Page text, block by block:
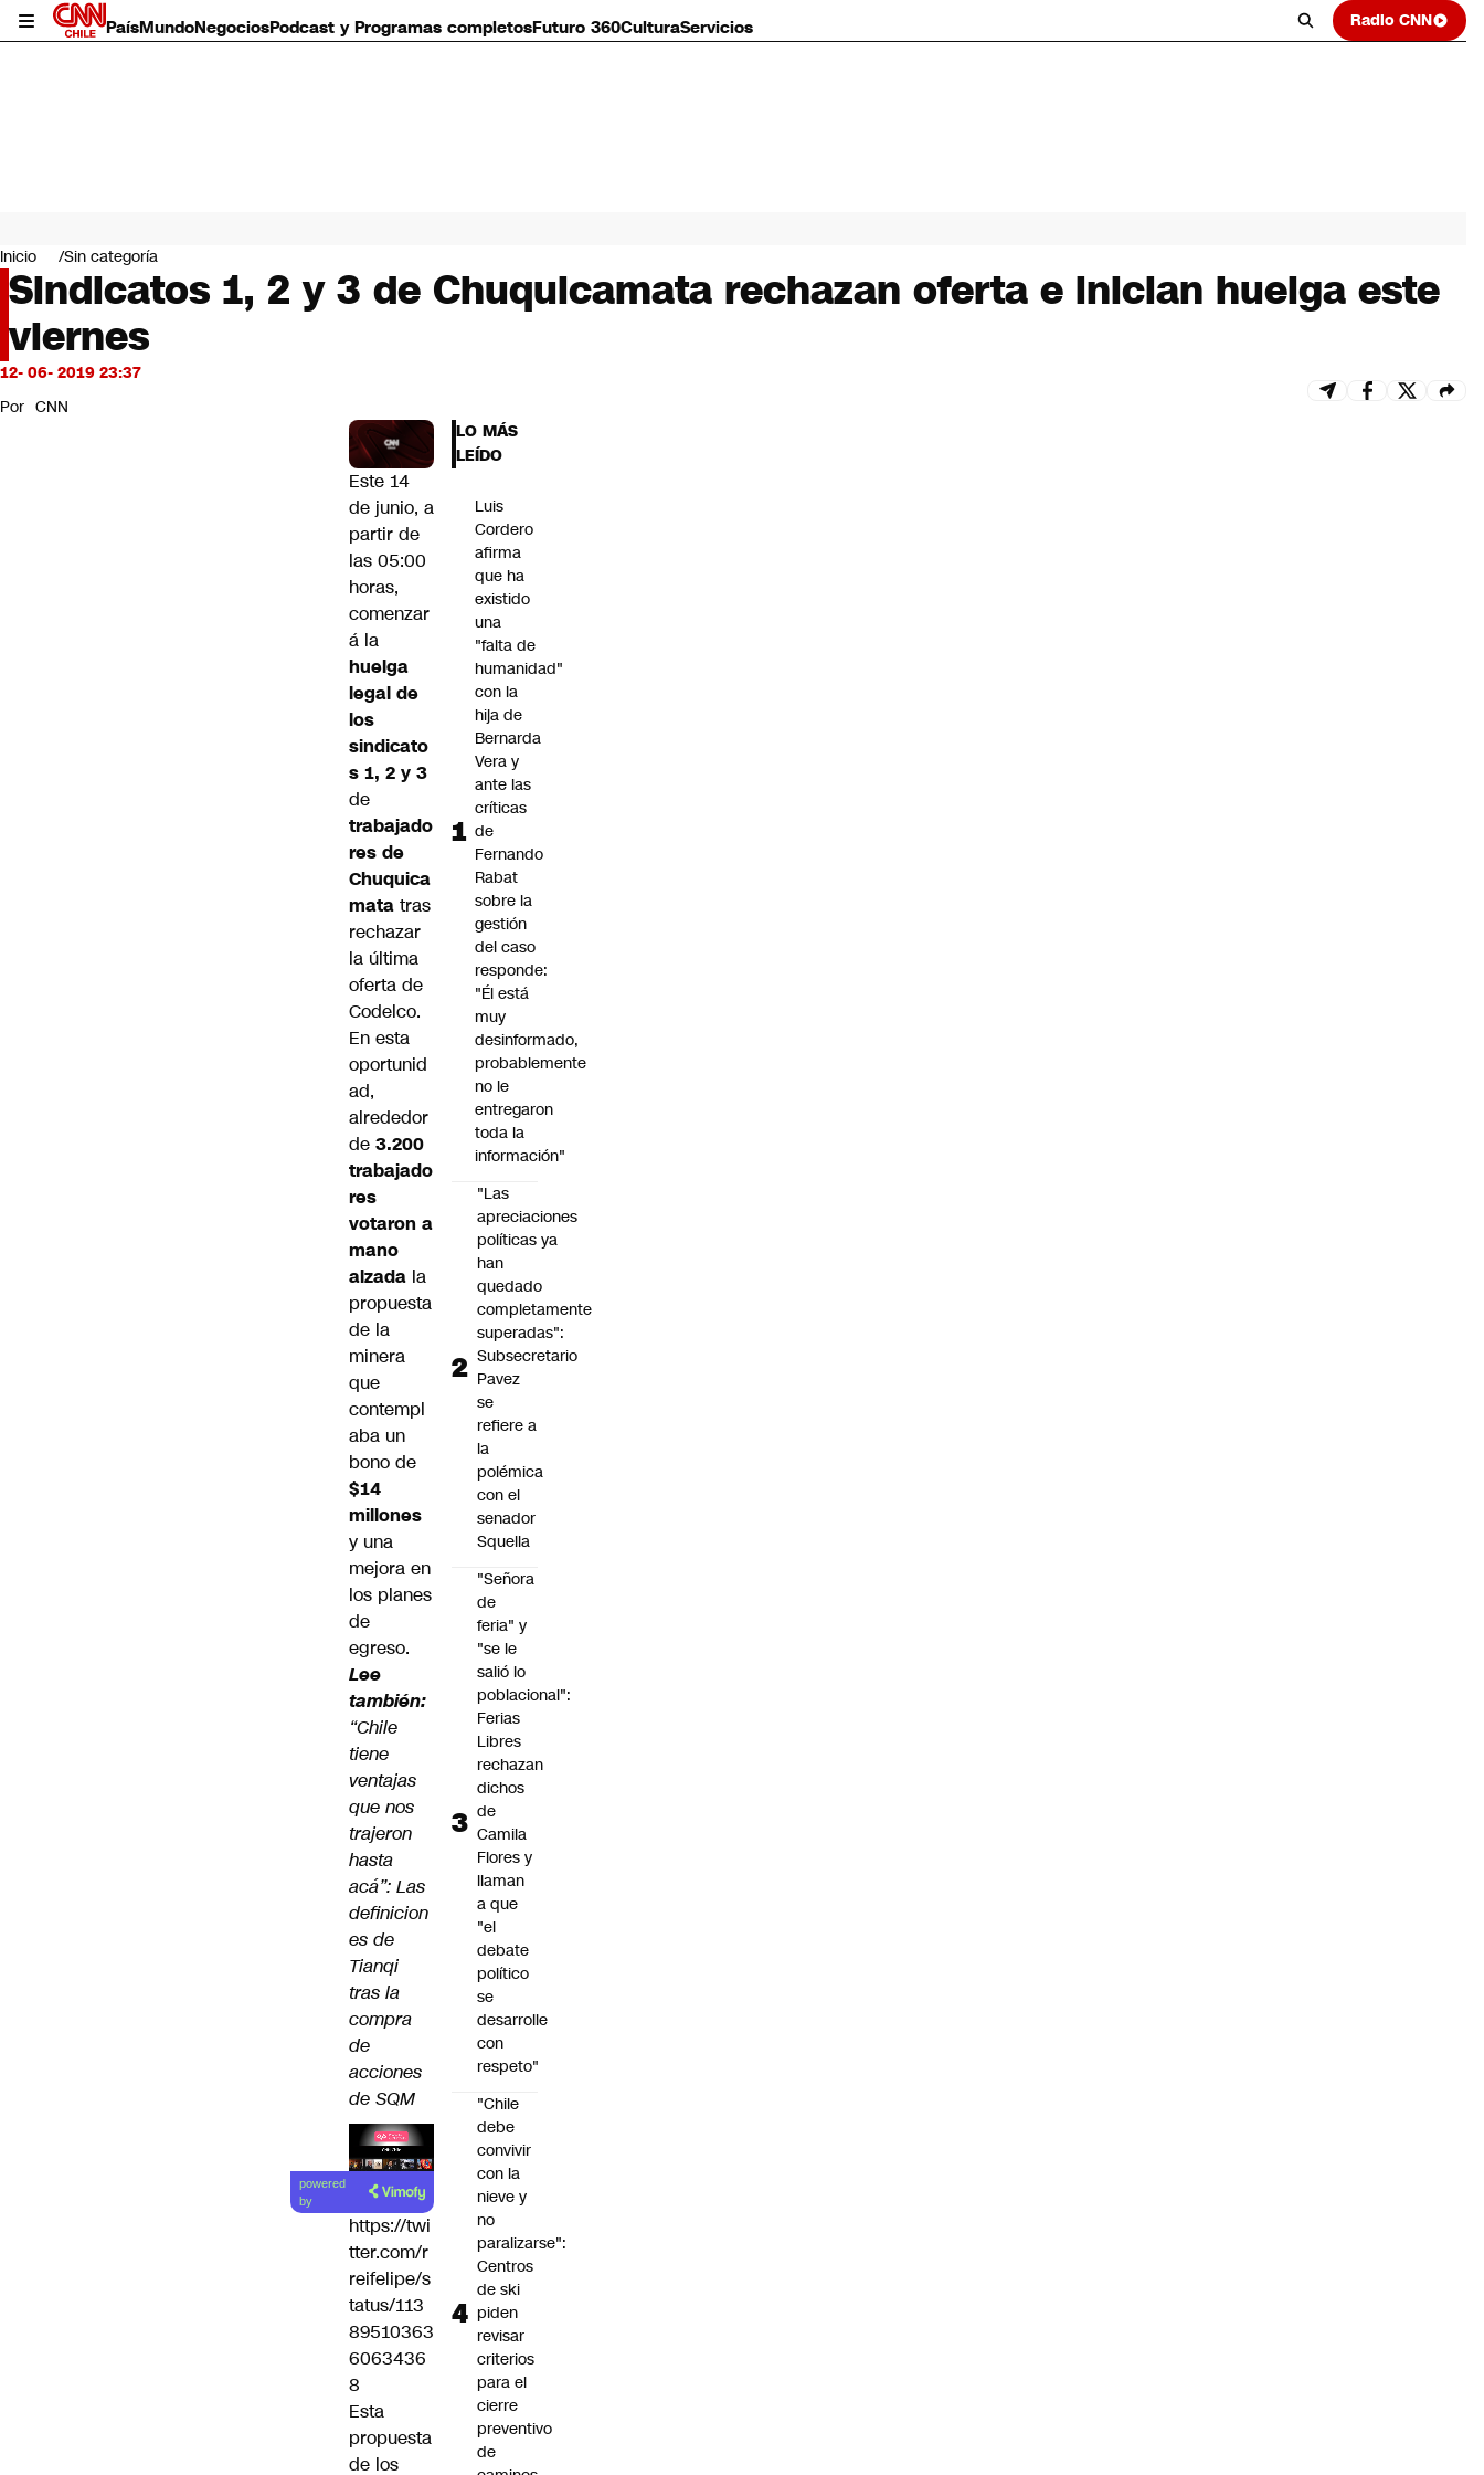
PaísMundoNegociosPodcast y Programas completosFuturo 360CulturaServicios Radio CNN
Mundo
Negocios
Deportes
Programas completos
Cultura
Servicios
Bits
CNN Data
Inicio Sin categoría
Sindicatos 1, 2 y 3 de Chuquicamata rechazan oferta e inician huelga este
viernes
12- 06- 2019 23:37
Por CNN
Este 14
de junio, a
partir de
las 05:00
horas,
comenzar
á la
huelga
legal de
los
sindicato
s 1, 2 y 3
de
trabajado
res de
Chuquica
mata tras
rechazar
la última
oferta de
Codelco.
En esta
oportunid
ad,
alrededor
de 3.200
trabajado
res
votaron a
mano
alzada la
propuesta
de la
minera
que
contempl
aba un
bono de
$14
millones
y una
mejora en
los planes
de
egreso.
Lee
también:
“Chile
tiene
ventajas
que nos
trajeron
hasta
acá”: Las
definicion
es de
Tianqi
tras la
compra
de
acciones
de SQM
Lea el
artículo
powered
by
https://twi
tter.com/r
reifelipe/s
tatus/113
89510363
6063436
8
Esta
propuesta
de los
LO MÁS
LEÍDO
Luis
Cordero
afirma
que ha
existido
una
"falta de
humanidad"
con la
hija de
Bernarda
Vera y
ante las
críticas
de
Fernando
Rabat
sobre la
gestión
del caso
responde:
"Él está
muy
desinformado,
probablemente
no le
entregaron
toda la
información"
"Las
apreciaciones
políticas ya
han
quedado
completamente
superadas":
Subsecretario
Pavez
se
refiere a
la
polémica
con el
senador
Squella
"Señora
de
feria" y
"se le
salió lo
poblacional":
Ferias
Libres
rechazan
dichos
de
Camila
Flores y
llaman
a que
"el
debate
político
se
desarrolle
con
respeto"
"Chile
debe
convivir
con la
nieve y
no
paralizarse":
Centros
de ski
piden
revisar
criterios
para el
cierre
preventivo
de